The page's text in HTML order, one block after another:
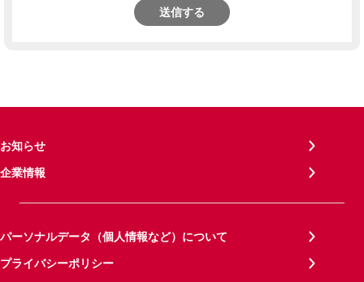
送信する
お知らせ
企業情報
パーソナルデータ（個人情報など）について
プライバシーポリシー